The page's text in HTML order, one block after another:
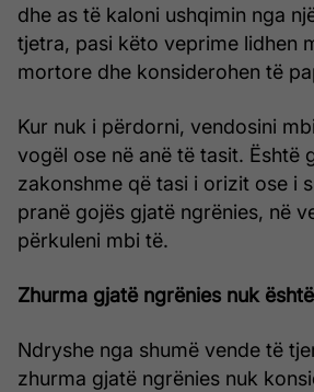
dhe as të kaloni ushqimin nga
tjetra, pasi këto veprime lidhen
mortore dhe konsiderohen të
Kur nuk i përdorni, vendosini
vogël ose në anë të tasit. Është
zakonshme që tasi i orizit ose i
pranë gojës gjatë ngrënies, në
përkuleni mbi të.
Zhurma gjatë ngrënies nuk
Ndryshe nga shumë vende të
zhurma gjatë ngrënies nuk